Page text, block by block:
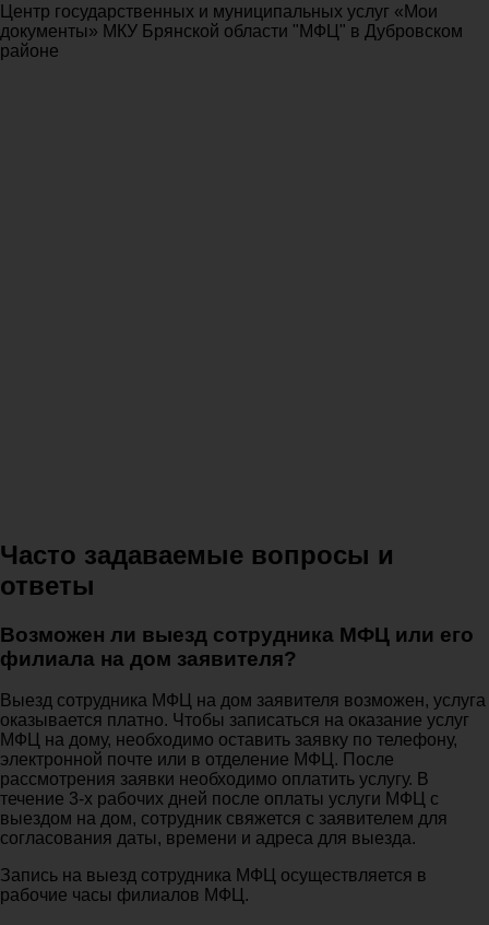
Центр государственных и муниципальных услуг «Мои
документы» МКУ Брянской области "МФЦ" в Дубровском
районе
Часто задаваемые вопросы и
ответы
Возможен ли выезд сотрудника МФЦ или его
филиала на дом заявителя?
Выезд сотрудника МФЦ на дом заявителя возможен, услуга
оказывается платно. Чтобы записаться на оказание услуг
МФЦ на дому, необходимо оставить заявку по телефону,
электронной почте или в отделение МФЦ. После
рассмотрения заявки необходимо оплатить услугу. В
течение 3-х рабочих дней после оплаты услуги МФЦ с
выездом на дом, сотрудник свяжется с заявителем для
согласования даты, времени и адреса для выезда.
Запись на выезд сотрудника МФЦ осуществляется в
рабочие часы филиалов МФЦ.